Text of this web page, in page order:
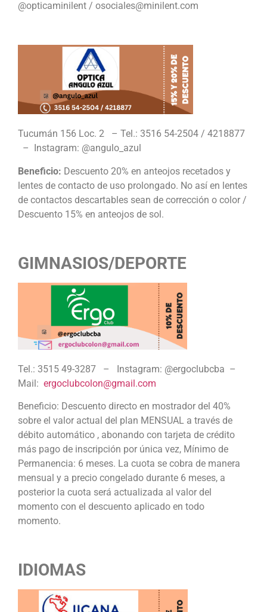
@opticaminilent / osociales@minilent.com
Tucumán 156 Loc. 2 – Tel.: 3516 54-2504 / 4218877
– Instagram: @angulo_azul
Beneficio: Descuento 20% en anteojos recetados y
lentes de contacto de uso prolongado. No así en lentes
de contactos descartables sean de corrección o color /
Descuento 15% en anteojos de sol.
GIMNASIOS/DEPORTE
Tel.: 3515 49-3287 – Instagram: @ergoclubcba –
Mail: ergoclubcolon@gmail.com
Beneficio: Descuento directo en mostrador del 40%
sobre el valor actual del plan MENSUAL a través de
débito automático , abonando con tarjeta de crédito
más pago de inscripción por única vez, Mínimo de
Permanencia: 6 meses. La cuota se cobra de manera
mensual y a precio congelado durante 6 meses, a
posterior la cuota será actualizada al valor del
momento con el descuento aplicado en todo
momento.
IDIOMAS